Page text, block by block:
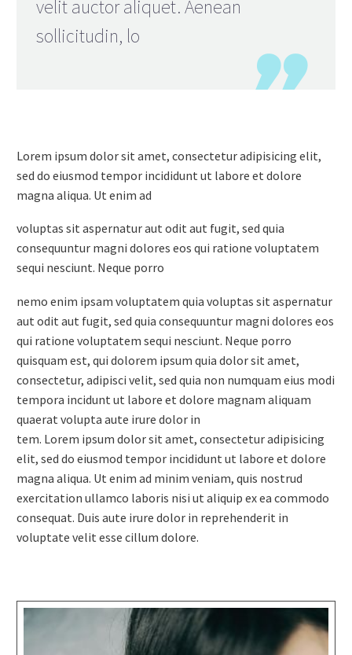
velit auctor aliquet. Aenean
sollicitudin, lo

Lorem ipsum dolor sit amet, consectetur adipisicing elit,
sed do eiusmod tempor incididunt ut labore et dolore
magna aliqua. Ut enim ad
voluptas sit aspernatur aut odit aut fugit, sed quia
consequuntur magni dolores eos qui ratione voluptatem
sequi nesciunt. Neque porro
nemo enim ipsam voluptatem quia voluptas sit aspernatur
aut odit aut fugit, sed quia consequuntur magni dolores eos
qui ratione voluptatem sequi nesciunt. Neque porro
quisquam est, qui dolorem ipsum quia dolor sit amet,
consectetur, adipisci velit, sed quia non numquam eius modi
tempora incidunt ut labore et dolore magnam aliquam
quaerat volupta aute irure dolor in
tem. Lorem ipsum dolor sit amet, consectetur adipisicing
elit, sed do eiusmod tempor incididunt ut labore et dolore
magna aliqua. Ut enim ad minim veniam, quis nostrud
exercitation ullamco laboris nisi ut aliquip ex ea commodo
consequat. Duis aute irure dolor in reprehenderit in
voluptate velit esse cillum dolore.